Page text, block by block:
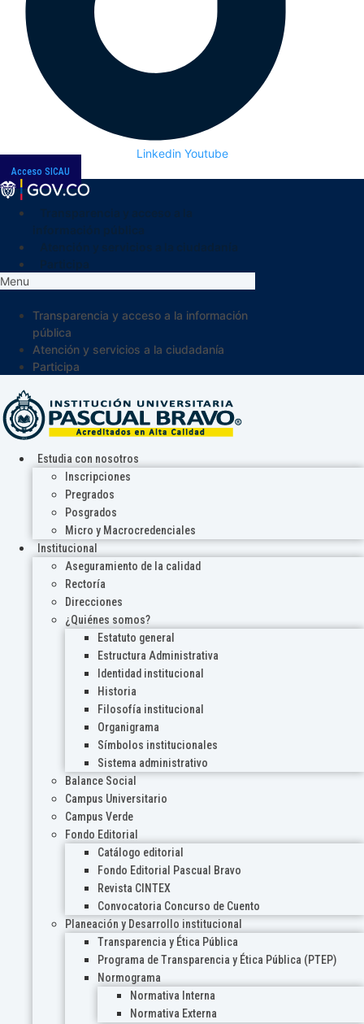
Linkedin Youtube
Acceso SICAU
Menu
Transparencia y acceso a la información
pública
Atención y servicios a la ciudadanía
Participa
Estudia con nosotros
Inscripciones
Pregrados
Posgrados
Micro y Macrocredenciales
Institucional
Aseguramiento de la calidad
Rectoría
Direcciones
¿Quiénes somos?
Estatuto general
Estructura Administrativa
Identidad institucional
Historia
Filosofía institucional
Organigrama
Símbolos institucionales
Sistema administrativo
Balance Social
Campus Universitario
Campus Verde
Fondo Editorial
Catálogo editorial
Fondo Editorial Pascual Bravo
Revista CINTEX
Convocatoria Concurso de Cuento
Planeación y Desarrollo institucional
Transparencia y Ética Pública
Programa de Transparencia y Ética Pública (PTEP)
Normograma
Normativa Interna
Normativa Externa